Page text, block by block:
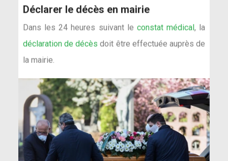
Déclarer le décès en mairie
Dans les 24 heures suivant le constat médical , la
déclaration de décès doit être effectuée auprès de
la mairie.